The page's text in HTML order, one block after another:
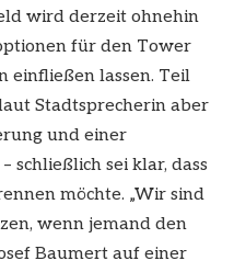
wird derzeit ohnehin
für den Tower
einfließen lassen. Teil
Stadtsprecherin aber
und einer
schließlich sei klar, dass
möchte. „Wir sind
wenn jemand den
Baumert auf einer